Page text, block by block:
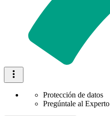
Protección de datos
Pregúntale al Experto